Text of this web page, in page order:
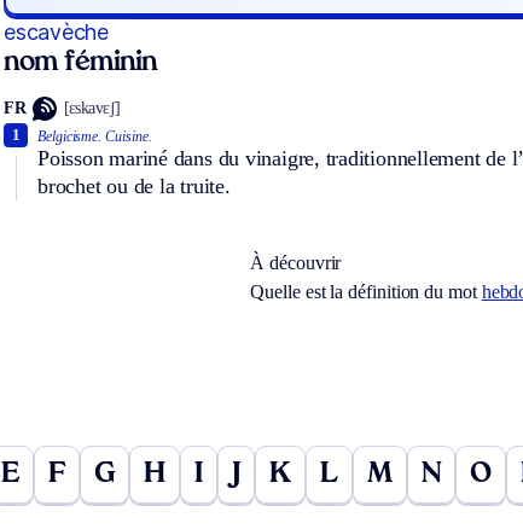
escavèche
nom féminin
FR [ɛskavɛʃ]
Belgicisme. Cuisine.
Poisson mariné dans du vinaigre, traditionnellement de
brochet ou de la truite.
1
À découvrir
Quelle est la définition du mot
E F G H I K L M N O